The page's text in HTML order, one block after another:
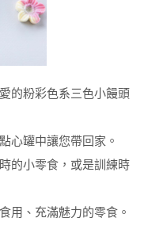
的粉彩色系三色小饅頭
心罐中讓您帶回家。
的小零食，或是訓練時
用、充滿魅力的零食。